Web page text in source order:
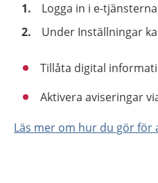
Logga in i e-
Under Inställningar
Tillåta digital
Aktivera aviseringar
Läs mer om hur du gör för